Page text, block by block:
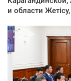
и области